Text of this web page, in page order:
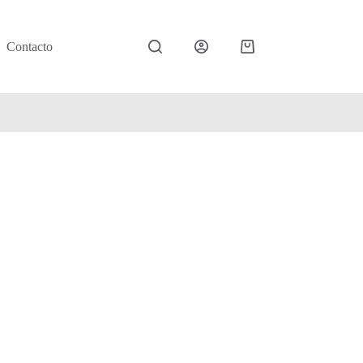
Contacto
Carro